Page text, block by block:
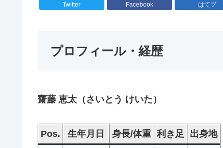
Twitter Facebook はてブ
プロフィール・経歴
齋藤 恵太（さいとう けいた）
Pos. 生年月日 身長/体重 利き足 出身地